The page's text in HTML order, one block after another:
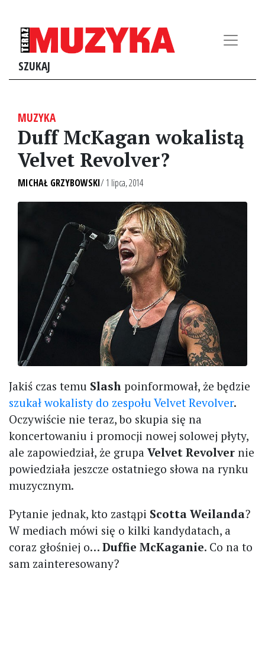
SZUKAJ
MUZYKA
Duff McKagan wokalistą
Velvet Revolver?
MICHAŁ GRZYBOWSKI/ 1 lipca, 2014
Jakiś czas temu Slash poinformował, że będzie
szukał wokalisty do zespołu Velvet Revolver.
Oczywiście nie teraz, bo skupia się na
koncertowaniu i promocji nowej solowej płyty,
ale zapowiedział, że grupa Velvet Revolver nie
powiedziała jeszcze ostatniego słowa na rynku
muzycznym.
Pytanie jednak, kto zastąpi Scotta Weilanda?
W mediach mówi się o kilki kandydatach, a
coraz głośniej o… Duffie McKaganie. Co na to
sam zainteresowany?